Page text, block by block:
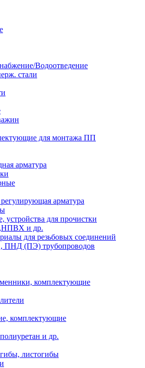
Водоотведение
стали
для монтажа ПП
арматура
арматура
устройства для прочистки
и др.
для резьбовых соединений
(ПЭ) трубопроводов
комплектующие
комплектующие
и др.
листогибы